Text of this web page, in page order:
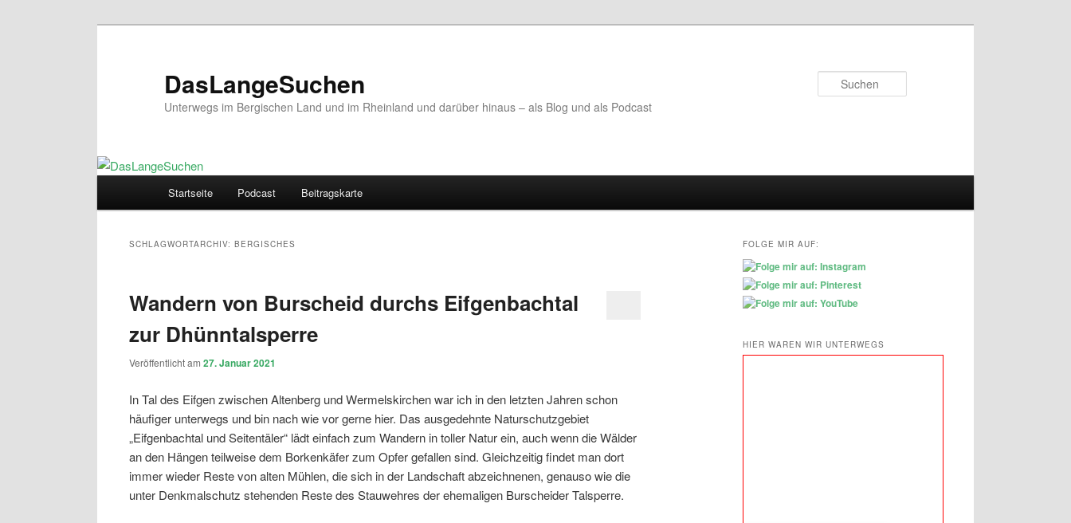
DasLangeSuchen
Unterwegs im Bergischen Land und im Rheinland und darüber hinaus – als Blog und als Podcast
Startseite Podcast Beitragskarte
SCHLAGWORTARCHIV: BERGISCHES
Wandern von Burscheid durchs Eifgenbachtal
zur Dhünntalsperre
Veröffentlicht am 27. Januar 2021
In Tal des Eifgen zwischen Altenberg und Wermelskirchen war ich in den letzten Jahren schon
häufiger unterwegs und bin nach wie vor gerne hier. Das ausgedehnte Naturschutzgebiet
„Eifgenbachtal und Seitentäler“ lädt einfach zum Wandern in toller Natur ein, auch wenn die Wälder
an den Hängen teilweise dem Borkenkäfer zum Opfer gefallen sind. Gleichzeitig findet man dort
immer wieder Reste von alten Mühlen, die sich in der Landschaft abzeichnenen, genauso wie die
unter Denkmalschutz stehenden Reste des Stauwehres der ehemaligen Burscheider Talsperre.
FOLGE MIR AUF:
HIER WAREN WIR UNTERWEGS